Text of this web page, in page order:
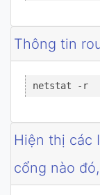
Thông tin
netstat -r
Hiện thị các
cổng nào